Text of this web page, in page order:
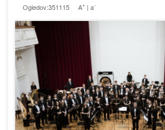
Ogledov:351115 A+| a-